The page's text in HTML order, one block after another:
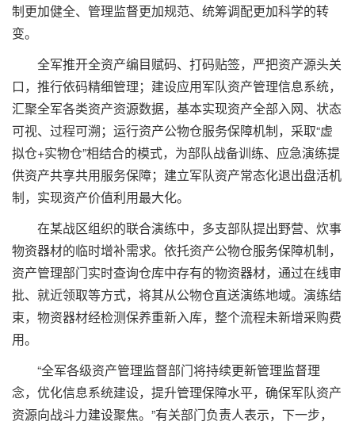
制更加健全、管理监督更加规范、统筹调配更加科学的转
变。
全军推开全资产编目赋码、打码贴签，严把资产源头关
口，推行依码精细管理；建设应用军队资产管理信息系统，
汇聚全军各类资产资源数据，基本实现资产全部入网、状态
可视、过程可溯；运行资产公物仓服务保障机制，采取“虚
拟仓+实物仓”相结合的模式，为部队战备训练、应急演练提
供资产共享共用服务保障；建立军队资产常态化退出盘活机
制，实现资产价值利用最大化。
在某战区组织的联合演练中，多支部队提出野营、炊事
物资器材的临时增补需求。依托资产公物仓服务保障机制，
资产管理部门实时查询仓库中存有的物资器材，通过在线审
批、就近领取等方式，将其从公物仓直送演练地域。演练结
束，物资器材经检测保养重新入库，整个流程未新增采购费
用。
“全军各级资产管理监督部门将持续更新管理监督理
念，优化信息系统建设，提升管理保障水平，确保军队资产
资源向战斗力建设聚焦。”有关部门负责人表示，下一步，